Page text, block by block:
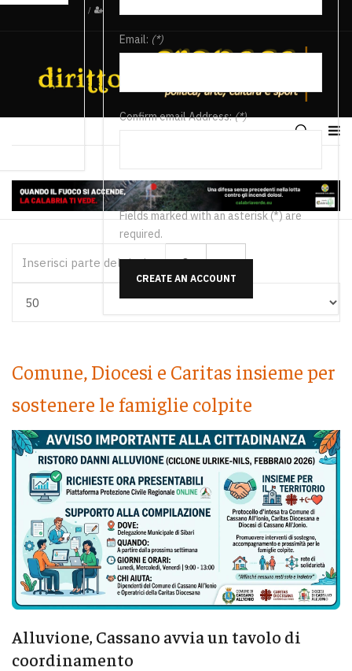
/
Email: (*)
Confirm email Address:(*)
Fields marked with an asterisk (*) are
required.
CREATE AN ACCOUNT
Comune, Diocesi e Caritas insieme per
sostenere le famiglie colpite
Alluvione, Cassano avvia un tavolo di
coordinamento